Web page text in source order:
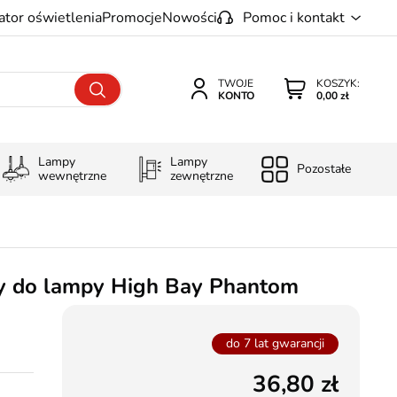
oświetleniaPromocjeNowości Pomoc i kontakt
KOSZYK:
0,00 zł
TWOJE
KONTO
Lampy
wewnętrzne
Lampy
zewnętrzne
Pozostałe
lampy High Bay Phantom
do 7 lat gwarancji
36,80